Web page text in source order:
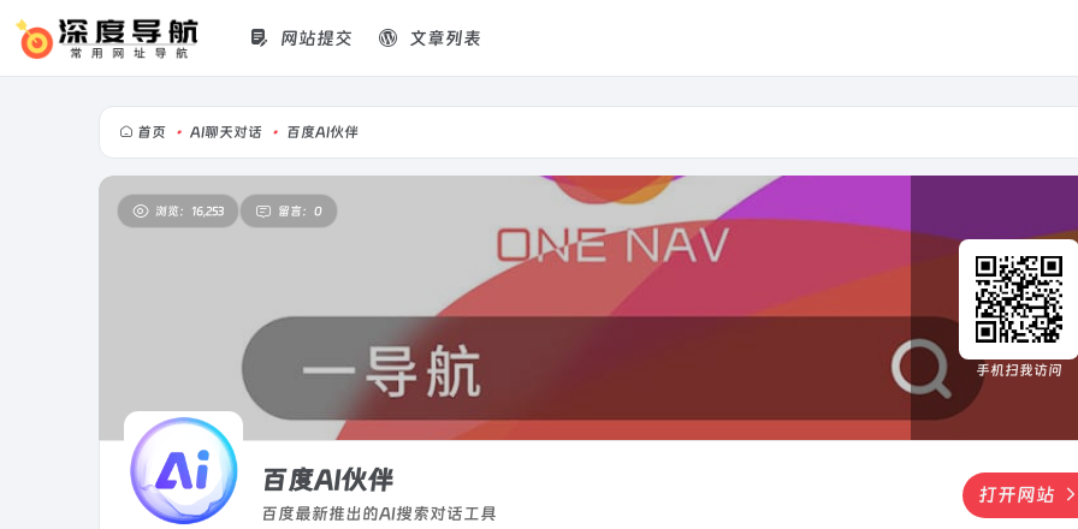
网站提交 文章列表
首页 • AI聊天对话 • 百度AI伙伴
手机扫我访问
浏览：16,253 留言：0
百度AI伙伴
百度最新推出的AI搜索对话工具
打开网站